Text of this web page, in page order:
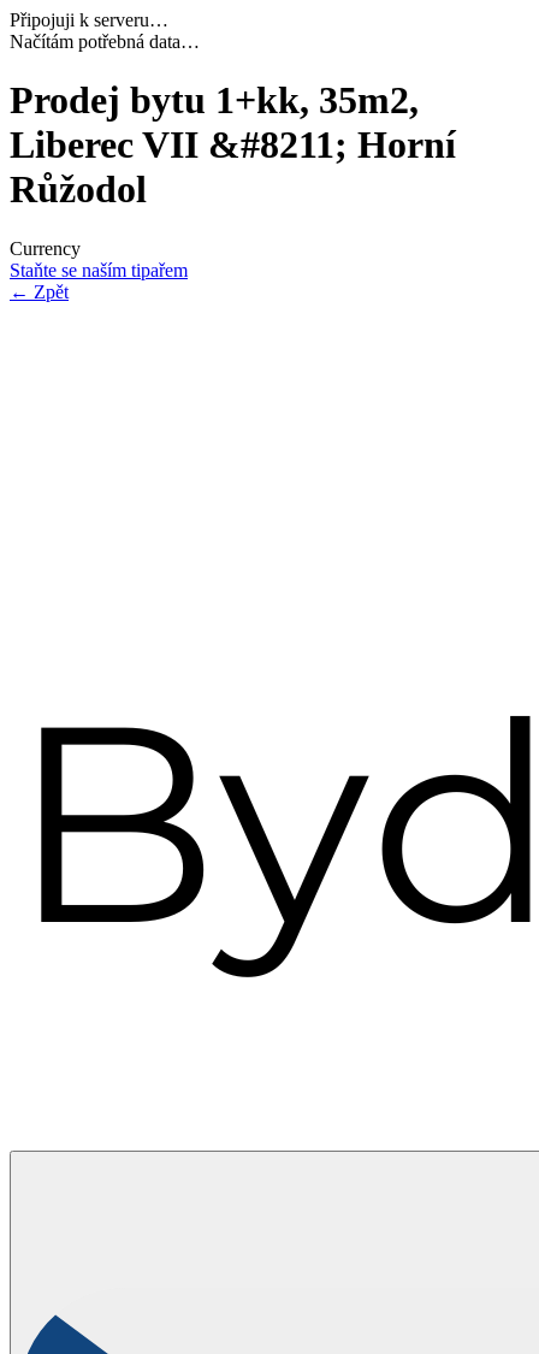
Připojuji k serveru…
Dokončuji inicializaci…
Prodej bytu 1+kk, 35m2,
Liberec VII &#8211; Horní
Růžodol
Currency
Staňte se naším tipařem
← Zpět